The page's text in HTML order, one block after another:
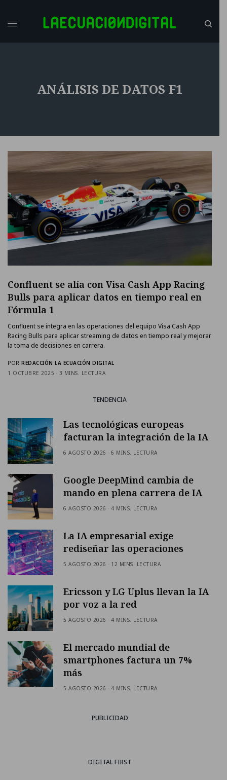
ANÁLISIS DE DATOS F1
Confluent se alía con Visa Cash App Racing
Bulls para aplicar datos en tiempo real en
Fórmula 1
Confluent se integra en las operaciones del equipo Visa Cash App
Racing Bulls para aplicar streaming de datos en tiempo real y mejorar
la toma de decisiones en carrera.
POR REDACCIÓN LA ECUACIÓN DIGITAL
1 OCTUBRE 2025
3 MINS. LECTURA
TENDENCIA
Las tecnológicas europeas
facturan la integración de la IA
6 AGOSTO 2026 6 MINS. LECTURA
Google DeepMind cambia de
mando en plena carrera de IA
6 AGOSTO 2026 4 MINS. LECTURA
La IA empresarial exige
rediseñar las operaciones
5 AGOSTO 2026 12 MINS. LECTURA
Ericsson y LG Uplus llevan la IA
por voz a la red
5 AGOSTO 2026 4 MINS. LECTURA
El mercado mundial de
smartphones factura un 7%
más
5 AGOSTO 2026 4 MINS. LECTURA
PUBLICIDAD
DIGITAL FIRST